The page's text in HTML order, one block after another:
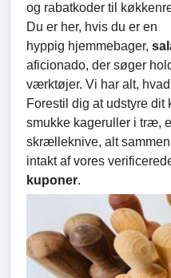
og rabatkoder til
Du er her, hvis du er en
hyppig hjemmebager,
aficionado, der søger
værktøjer. Vi har alt,
Forestil dig at udstyre dit
smukke kageruller i træ,
skrælleknive, alt
intakt af vores
kuponer.